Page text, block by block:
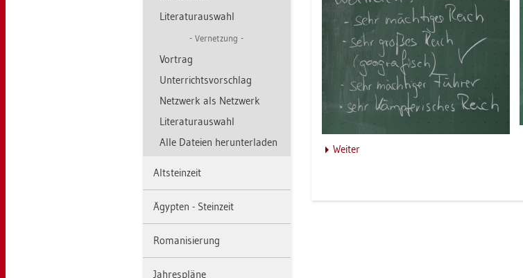
Li­te­ra­tur­aus­wahl
Ver­net­zung
Vor­trag
Un­ter­richts­vor­schlag
Netz­werk als Netz­werk
Li­te­ra­tur­aus­wahl
Alle Da­tei­en her­un­ter­la­den
Alt­stein­zeit
Ägyp­ten - Stein­zeit
Ro­ma­ni­sie­rung
Jah­res­plä­ne
Wei­ter